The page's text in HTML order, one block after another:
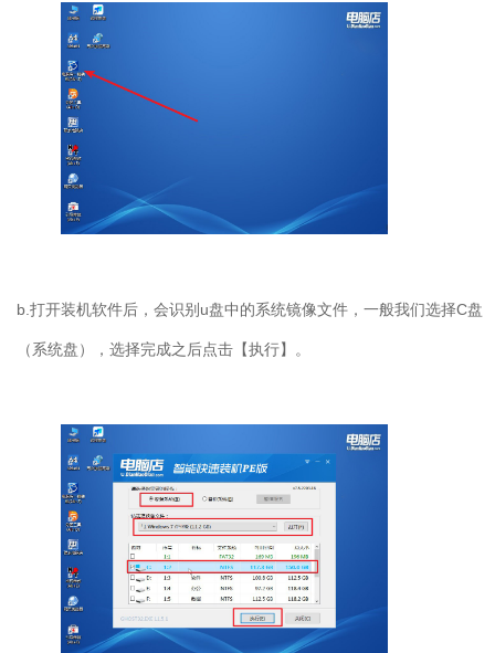
b. 打开装机软件后，会识别 u盘中的系统镜像文件，一般我们选择C盘
（系统盘），选择完成之后点击【执行】。